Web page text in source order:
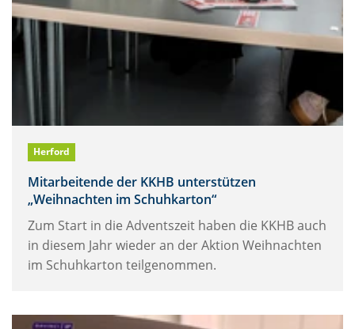
Herford
Mitarbeitende der KKHB unterstützen
„Weihnachten im Schuhkarton“
Zum Start in die Adventszeit haben die KKHB auch
in diesem Jahr wieder an der Aktion Weihnachten
im Schuhkarton teilgenommen.